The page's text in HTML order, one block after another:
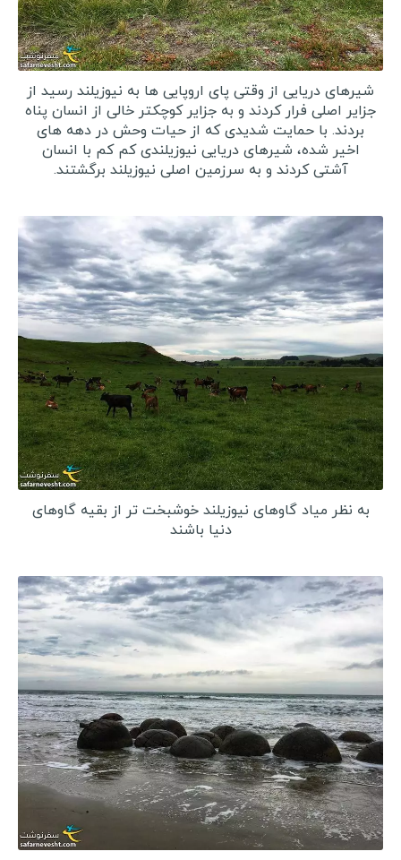
شیرهای دریایی از وقتی پای اروپایی ها به نیوزیلند رسید از
جزایر اصلی فرار کردند و به جزایر کوچکتر خالی از انسان پناه
بردند. با حمایت شدیدی که از حیات وحش در دهه های
اخیر شده، شیرهای دریایی نیوزیلندی کم کم با انسان
آشتی کردند و به سرزمین اصلی نیوزیلند برگشتند.
به نظر میاد گاوهای نیوزیلند خوشبخت تر از بقیه گاوهای
دنیا باشند